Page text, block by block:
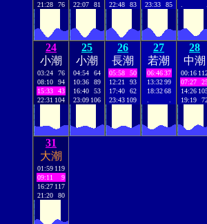
21:28
76
22:07
81
22:48
83
23:33
85
24
小潮
03:24
76
08:10
94
15:33
43
22:31 104
25
小潮
04:54
64
10:36
89
16:40
53
23:09 106
26
長潮
05:58
50
12:21
93
17:40
62
23:43 109
27
若潮
06:46 37
13:32 99
18:32 68
28
中潮
00:16
07:27
14:26
19:19
31
大潮
01:59 119
09:11
9
16:27 117
21:20
80